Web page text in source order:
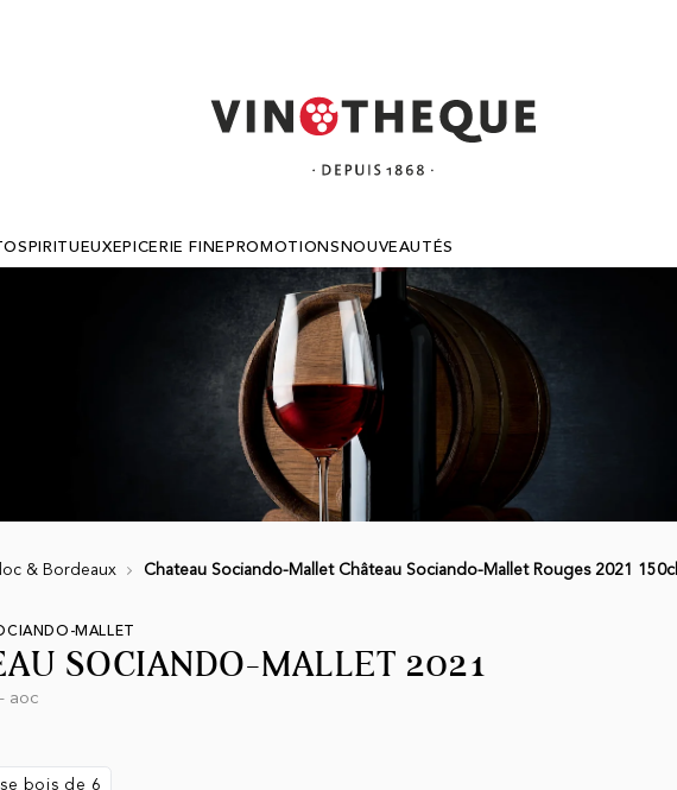
SPIRITUEUXEPICERIE FINE PROMOTIONS NOUVEAUTÉS
& Bordeaux Chateau Sociando-Mallet Château Sociando-Mallet Rouges 2021 150cl
SOCIANDO-MALLET 2021
MALLET
aoc
bois de 6